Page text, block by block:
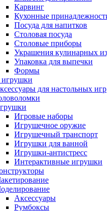
Карвинг
Кухонные
Посуда для напитков
Столовая посуда
Столовые приборы
Украшения кулинарных
Упаковка для выпечки
Формы
для настольных игр
Игровые наборы
Игрушечное оружие
Игрушечный транспорт
Игрушки для ванной
Игрушки-антистресс
Интерактивные игрушки
Аксессуары
Румбоксы